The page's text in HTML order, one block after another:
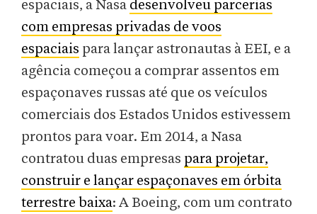
espaciais, a Nasa desenvolveu parcerias
com empresas privadas de voos
espaciais para lançar astronautas à EEI, e a
agência começou a comprar assentos em
espaçonaves russas até que os veículos
comerciais dos Estados Unidos estivessem
prontos para voar. Em 2014, a Nasa
contratou duas empresas para projetar,
construir e lançar espaçonaves em órbita
terrestre baixa: A Boeing, com um contrato